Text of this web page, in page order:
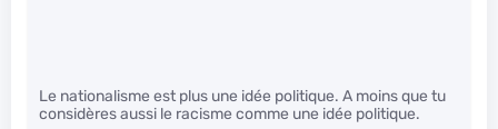
Le nationalisme est plus une idée politique. A moins que tu
considères aussi le racisme comme une idée politique.